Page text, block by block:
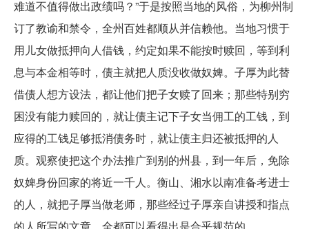
难道不值得做出政绩吗？”于是按照当地的风俗，为柳州制
订了教谕和禁令，全州百姓都顺从并信赖他。当地习惯于
用儿女做抵押向人借钱，约定如果不能按时赎回，等到利
息与本金相等时，债主就把人质没收做奴婢。子厚为此替
借债人想方设法，都让他们把子女赎了回来；那些特别穷
困没有能力赎回的，就让债主记下子女当佣工的工钱，到
应得的工钱足够抵消债务时，就让债主归还被抵押的人
质。观察使把这个办法推广到别的州县，到一年后，免除
奴婢身份回家的将近一千人。衡山、湘水以南准备考进士
的人，就把子厚当做老师，那些经过子厚亲自讲授和指点
的人所写的文章，全都可以看得出是合乎规范的。